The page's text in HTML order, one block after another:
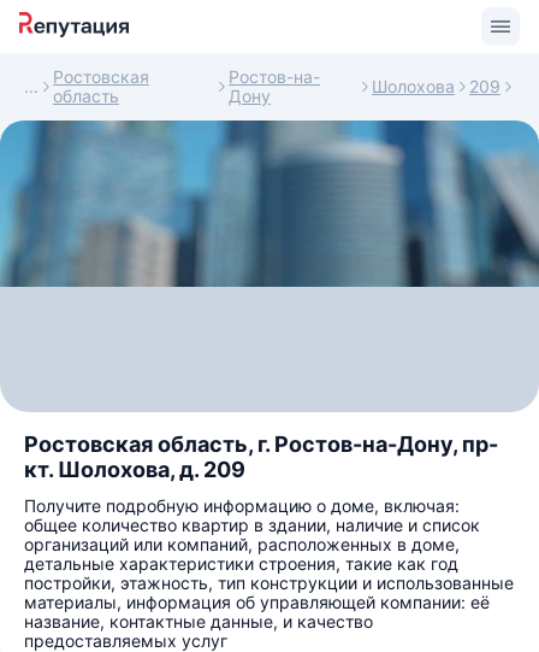
Ростовская
область
Ростов-на-
Дону
Шолохова 209
Ростовская область, г. Ростов-на-Дону, пр-
кт. Шолохова, д. 209
Получите подробную информацию о доме, включая:
общее количество квартир в здании, наличие и список
организаций или компаний, расположенных в доме,
детальные характеристики строения, такие как год
постройки, этажность, тип конструкции и использованные
материалы, информация об управляющей компании: её
название, контактные данные, и качество
предоставляемых услуг